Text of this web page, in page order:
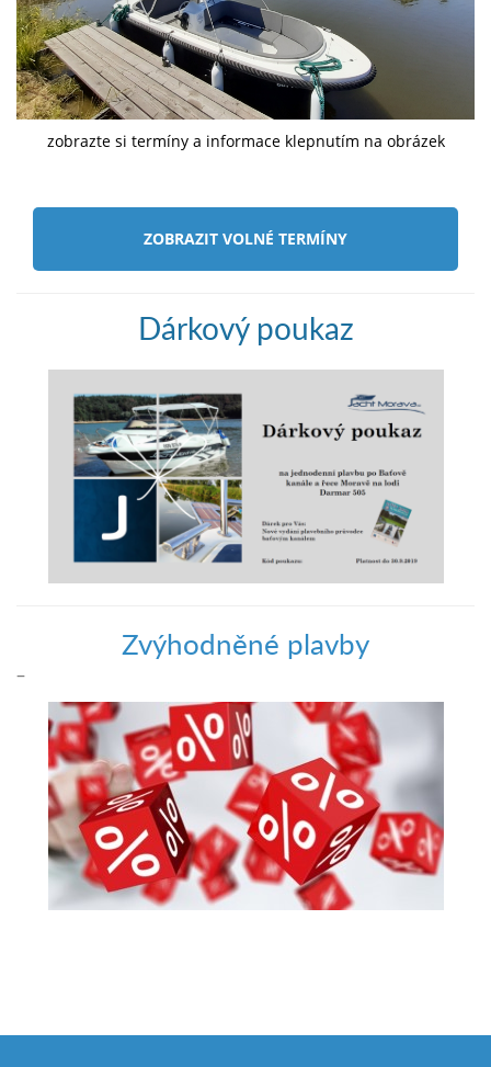
zobrazte si termíny a informace klepnutím na obrázek
ZOBRAZIT VOLNÉ TERMÍNY
Dárkový poukaz
Zvýhodněné plavby
–